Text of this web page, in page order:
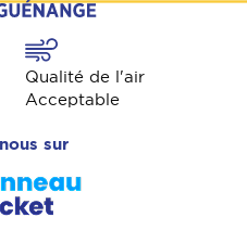
Qualité de l'air
Acceptable
sur